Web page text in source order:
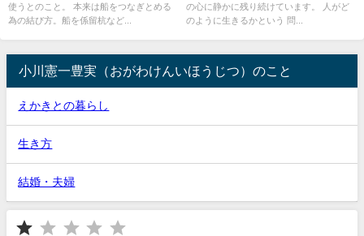
使うとのこと。 本来は船をつなぎとめる
為の結び方。船を係留杭など...
の心に静かに残り続けています。 人がど
のように生きるかという 問...
小川憲一豊実（おがわけんいほうじつ）のこと
えかきとの暮らし
生き方
結婚・夫婦